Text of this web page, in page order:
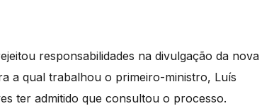
responsabilidades na divulgação da nova
a qual trabalhou o primeiro-ministro, Luís
ter admitido que consultou o processo.